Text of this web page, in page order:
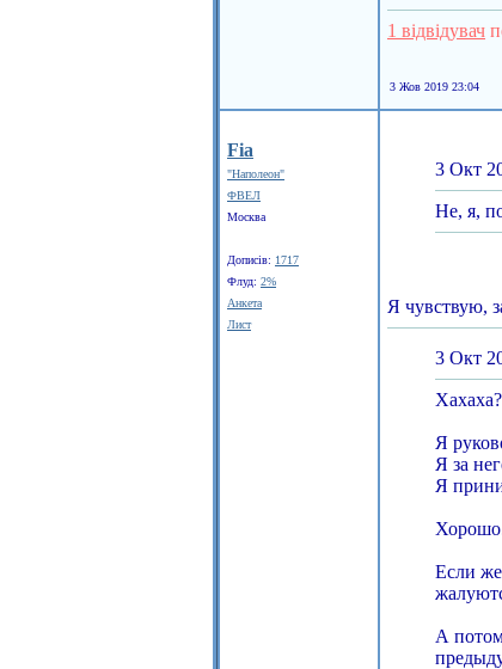
1 відвідувач
3 Жов 2019 23:04
Fia
"Наполеон"
ФВЕЛ
Москва
Дописів: 1717
Флуд: 2%
Анкета
Лист
3 Окт
Не, я,
Я чувствую,
3 Окт
Хахаха?
Я
Я за
Я
Если же
А